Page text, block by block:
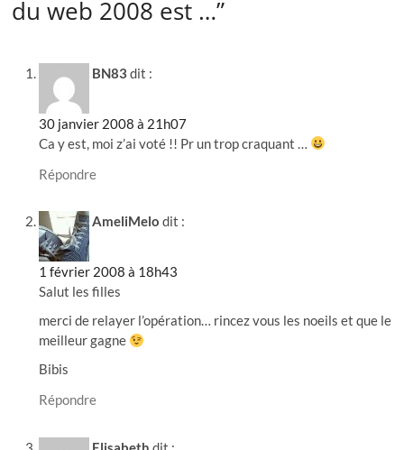
du web 2008 est …”
BN83 dit :
30 janvier 2008 à 21h07
Ca y est, moi z’ai voté !! Pr un trop craquant …
Répondre
AmeliMelo dit :
1 février 2008 à 18h43
Salut les filles
merci de relayer l’opération… rincez vous les noeils et que le
meilleur gagne
Bibis
Répondre